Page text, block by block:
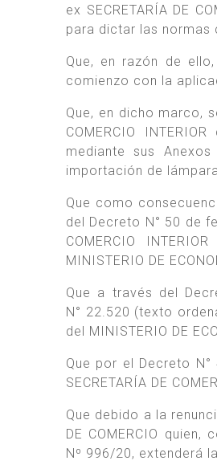
ex SECRETARÍA DE
para dictar las normas
Que, en razón de
comienzo con la
Que, en dicho marco,
COMERCIO
mediante sus
importación de
Que como
del Decreto N° 50 de
COMERCIO
MINISTERIO DE
Que a través del
N° 22.520 (texto
del MINISTERIO DE
Que por el Decreto
SECRETARÍA DE
Que debido a la
DE COMERCIO
Nº 996/20, extenderá